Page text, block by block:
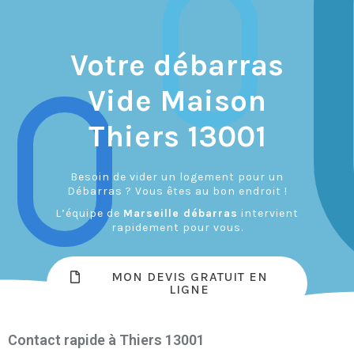
Votre débarras
Vide Maison
Thiers 13001
Besoin de vider un logement pour un
Débarras ? Vous êtes au bon endroit !
L’équipe de Marseille débarras intervient
rapidement pour vous.
MON DEVIS GRATUIT EN
LIGNE
Contact rapide à Thiers 13001